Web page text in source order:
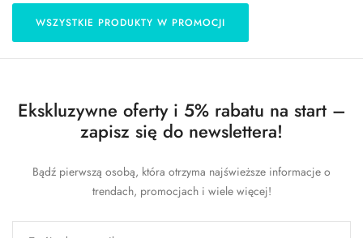
WSZYSTKIE PRODUKTY W PROMOCJI
Ekskluzywne oferty i 5% rabatu na start –
zapisz się do newslettera!
Bądź pierwszą osobą, która otrzyma najświeższe informacje o
trendach, promocjach i wiele więcej!